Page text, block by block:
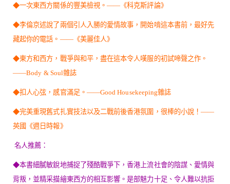
◆一次東西方關係的豐美檢視。——《科克斯評論》
◆李倫京述說了兩個引人入勝的愛情故事，開始啃這本書前，最好先
藏起你的電話。——《美麗佳人》
◆東方和西方，戰爭與和平，盡在這本令人嘆服的初試啼聲之作。
——Body & Soul雜誌
◆扣人心弦，感官滿足。——Good Housekeeping雜誌
◆完美重現舊式扎實技法以及二戰前後香港氛圍，很棒的小說！——
英國《週日時報》
名人推薦：
◆本書細膩敏銳地捕捉了殘酷戰爭下，香港上流社會的陰謀、愛情與
背叛，並精采描繪東西方的相互影響。是部魅力十足、令人難以抗拒